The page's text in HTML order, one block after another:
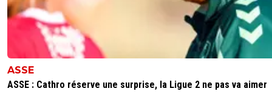
ASSE
ASSE : Cathro réserve une surprise, la Ligue 2 ne pas va aimer